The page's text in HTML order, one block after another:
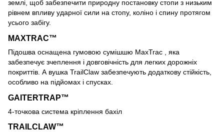
землі, щоб забезпечити природну постановку стопи з низьким
рівнем впливу ударної сили на стопу, коліно і спину протягом
усього забігу.
MAXTRAC™
Підошва оснащена гумовою сумішшю MaxTrac , яка
забезпечує зчеплення і довговічність для легких дорожніх
покриттів. А вушка TrailClaw забезпечують додаткову стійкість,
особливо на підйомах і спусках.
GAITERTRAP™
4-точкова система кріплення бахіл
TRAILCLAW™